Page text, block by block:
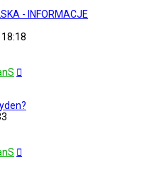
- INFORMACJE